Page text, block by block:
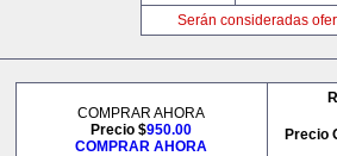
Serán consideradas
COMPRAR AHORA
Precio $950.00
COMPRAR AHORA
Precio